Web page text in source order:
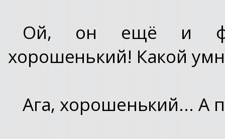
Ой, он ещё и
хорошенький! Какой
Ага, хорошенький... А